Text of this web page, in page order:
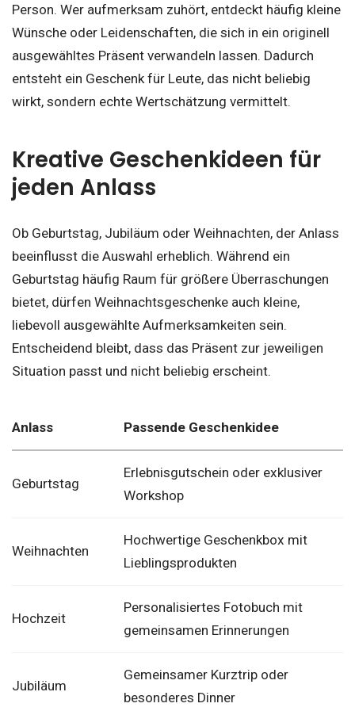
Person. Wer aufmerksam zuhört, entdeckt häufig kleine
Wünsche oder Leidenschaften, die sich in ein originell
ausgewähltes Präsent verwandeln lassen. Dadurch
entsteht ein Geschenk für Leute, das nicht beliebig
wirkt, sondern echte Wertschätzung vermittelt.
Kreative Geschenkideen für
jeden Anlass
Ob Geburtstag, Jubiläum oder Weihnachten, der Anlass
beeinflusst die Auswahl erheblich. Während ein
Geburtstag häufig Raum für größere Überraschungen
bietet, dürfen Weihnachtsgeschenke auch kleine,
liebevoll ausgewählte Aufmerksamkeiten sein.
Entscheidend bleibt, dass das Präsent zur jeweiligen
Situation passt und nicht beliebig erscheint.
Anlass Passende Geschenkidee
Geburtstag
Erlebnisgutschein oder exklusiver
Workshop
Weihnachten
Hochwertige Geschenkbox mit
Lieblingsprodukten
Hochzeit
Personalisiertes Fotobuch mit
gemeinsamen Erinnerungen
Jubiläum
Gemeinsamer Kurztrip oder
besonderes Dinner